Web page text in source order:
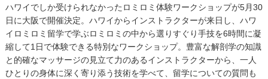
ハワイでしか受けられなかったロミロミ体験ワークショップが5月30
日に大阪で開催決定。ハワイからインストラクターが来日し、ハワ
イロミロミ留学で学ぶロミロミの中から選りすぐり手技を6時間に凝
縮して1日で体験できる特別なワークショップ。豊富な解剖学の知識
と的確なマッサージの見立て力のあるインストラクターから、一人
ひとりの身体に深く寄り添う技術を学べて、留学についての質問も